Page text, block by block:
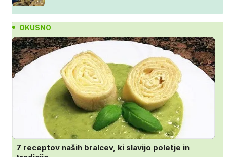
OKUSNO
7 receptov naših bralcev, ki slavijo poletje in